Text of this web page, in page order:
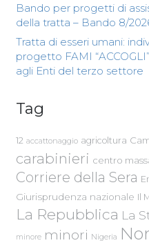
Bando per progetti di
della tratta – Bando 8/
Tratta di esseri umani:
progetto FAMI
agli Enti del terzo settore
Tag
12 accattonaggio agricoltura
carabinieri centro
Corriere della Sera
Giurisprudenza nazionale Il
La Repubblica La
minore minori Nigeria